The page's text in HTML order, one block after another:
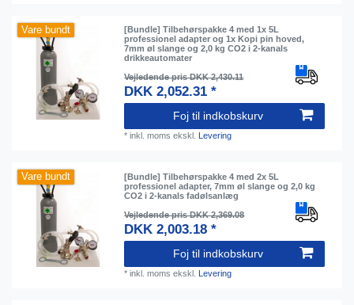
Vare bundt
[Bundle] Tilbehørspakke 4 med 1x 5L
professionel adapter og 1x Kopi pin hoved,
7mm øl slange og 2,0 kg CO2 i 2-kanals
drikkeautomater
Vejledende pris DKK 2,430.11
DKK 2,052.31 *
Foj til indkobskurv
*inkl. moms ekskl. Levering
Vare bundt
[Bundle] Tilbehørspakke 4 med 2x 5L
professionel adapter, 7mm øl slange og 2,0 kg
CO2 i 2-kanals fadølsanlæg
Vejledende pris DKK 2,369.08
DKK 2,003.18 *
Foj til indkobskurv
*inkl. moms ekskl. Levering